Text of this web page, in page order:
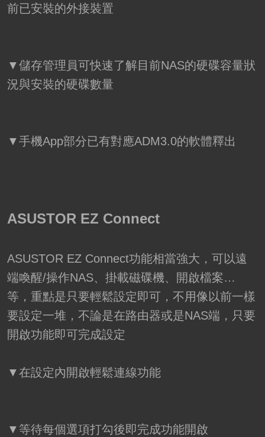
前已安裝的外接裝置
▼儲存管理員可快速了解目前NAS的硬碟容量狀
況與安裝的硬碟數量
▼手機App部分已有對應ADM3.0的軟體釋出
ASUSTOR EZ Connect
ASUSTOR EZ Connect功能相當強大，可以遠
端喚醒/操作NAS、掛載磁碟機、開啟檔案…
等，重點是只要輕鬆設定即可，不用像以前一樣
要設定一堆，不論是在路由器或是NAS端，只要
開啟功能即可完成設定
▼在設定內開啟輕鬆連線功能
▼等待每個選項打勾後即完成功能開啟